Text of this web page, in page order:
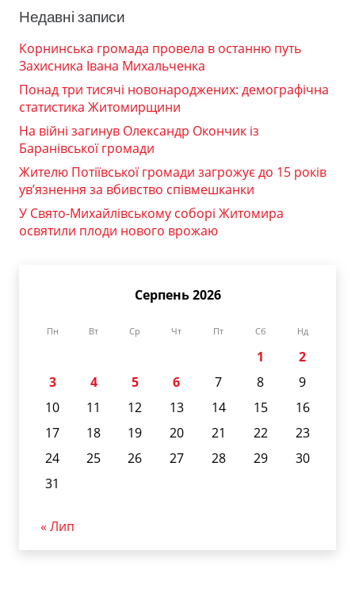
Недавні записи
Корнинська громада провела в останню путь
Захисника Івана Михальченка
Понад три тисячі новонароджених: демографічна
статистика Житомирщини
На війні загинув Олександр Окончик із
Баранівської громади
Жителю Потіївської громади загрожує до 15 років
ув’язнення за вбивство співмешканки
У Свято-Михайлівському соборі Житомира
освятили плоди нового врожаю
Серпень 2026
Пн Вт Ср Чт Пт Сб Нд
1
2
3
4 5 6 7 8
9
10
11 12 13 14 15
16
17
18 19 20 21 22
23
24
25 26 27 28 29
30
31
« Лип